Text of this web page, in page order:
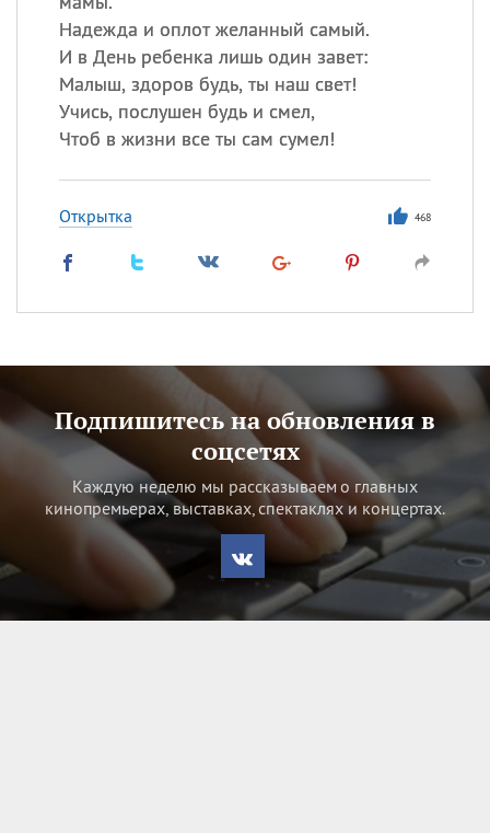
Надежда и оплот желанный самый.
И в День ребенка лишь один завет:
Малыш, здоров будь, ты наш свет!
Учись, послушен будь и смел,
Чтоб в жизни все ты сам сумел!
Открытка 468
Подпишитесь на обновления в
соцсетях
Каждую неделю мы рассказываем о главных
кинопремьерах, выставках, спектаклях и концертах.